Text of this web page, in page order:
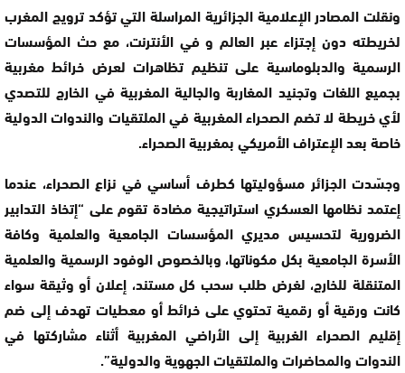
ونقلت المصادر الإعلامية الجزائرية المراسلة التي تؤكد ترويج المغرب
لخريطته دون إجتزاء عبر العالم و في الأنترنت، مع حث المؤسسات
الرسمية والدبلوماسية علی تنظيم تظاهرات لعرض خرائط مغربية
بجميع اللغات وتجنيد المغاربة والجالية المغربية في الخارج للتصدي
لأي خريطة لا تضم الصحراء المغربية في الملتقيات والندوات الدولية
خاصة بعد الإعتراف الأمريكي بمغربية الصحراء.
وجسّدت الجزائر مسؤوليتها كطرف أساسي في نزاع الصحراء، عندما
إعتمد نظامها العسكري استراتيجية مضادة تقوم على “إتخاذ التدابير
الضرورية لتحسيس مديري المؤسسات الجامعية والعلمية وكافة
الأسرة الجامعية بكل مكوناتها، وبالخصوص الوفود الرسمية والعلمية
المتنقلة للخارج، لغرض طلب سحب كل مستند، إعلان أو وثيقة سواء
كانت ورقية أو رقمية تحتوي على خرائط أو معطيات تهدف إلى ضم
إقليم الصحراء الغربية إلى الأراضي المغربية أثناء مشاركتها في
الندوات والمحاضرات والملتقيات الجهوية والدولية”.